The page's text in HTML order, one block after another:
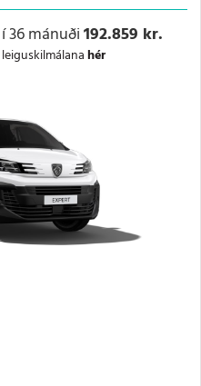
36 mánuði192.859 kr.
hér